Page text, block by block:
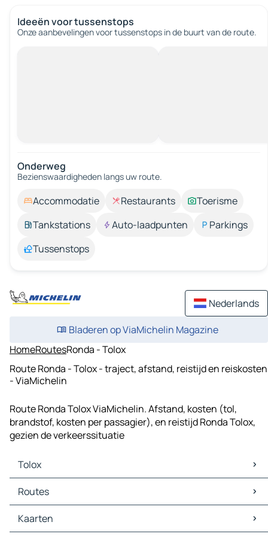
Ideeën voor tussenstops
Onze aanbevelingen voor tussenstops in de buurt van de route.
Onderweg
Bezienswaardigheden langs uw route.
Accommodatie Restaurants
Toerisme
Tankstations
Auto-laadpunten
Parkings
Tussenstops
Nederlands
Bladeren op ViaMichelin Magazine
HomeRoutesRonda - Tolox
Route Ronda - Tolox - traject, afstand, reistijd en reiskosten
- ViaMichelin
Route Ronda Tolox ViaMichelin. Afstand, kosten (tol,
brandstof, kosten per passagier), en reistijd Ronda Tolox,
gezien de verkeerssituatie
Tolox
Tolox Kaarten
Tolox Verkeer
Tolox Hotels
Tolox Restaurants
Routes
Routes Tolox - Marbella
Routes Tolox - Coín
Kaarten